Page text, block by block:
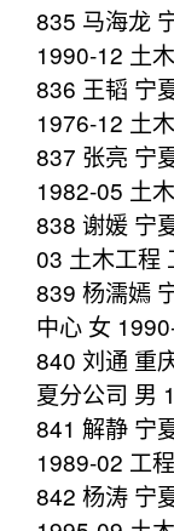
835 马海龙
1990-12 土
836 王韬 宁
1976-12 土
837 张亮 宁
1982-05 土
838 谢媛 宁
03 土木工程
839 杨濡嫣
中心 女
840 刘通 重
夏分公司 男
841 解静 宁
1989-02 工
842 杨涛 宁